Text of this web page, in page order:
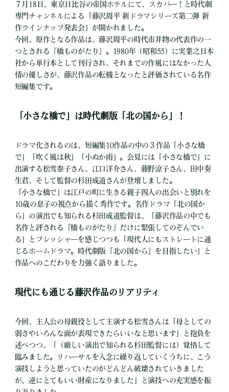
７月18日、東京日比谷の帝国ホテルにて、スカパー！と時代劇
専門チャンネルによる「藤沢周平 新ドラマシリーズ第二弾 新
作ラインナップ発表会」が開かれました。
今回、原作となる作品は、藤沢周平の時代市井物の代表作の一
つとされる『橋ものがたり』。1980年（昭和55）に実業之日本
社から単行本として刊行され、それまでの作風にはなかった人
情の優しさが、藤沢作品の転機となったと評価されている名作
短編集です。
「小さな橋で」は時代劇版「北の国から」！
ドラマ化されるのは、短編集10作品の中の３作品「小さな橋
で」「吹く風は秋」「小ぬか雨」。会見には「小さな橋で」に
出演する松雪泰子さん、江口洋介さん、藤野涼子さん、田中奏
生君、そして監督の杉田成道さんが登壇しました。
「小さな橋で」は江戸の町に生きる親子四人の出会いと別れを
10歳の息子の視点から描く秀作です。名作ドラマ「北の国か
ら」の演出でも知られる杉田成道監督は、「藤沢作品の中でも
名作と評される『橋ものがたり』だけに緊張してのぞんでい
る」とプレッシャーを感じつつも「現代人にもストレートに通
じるホームドラマ。時代劇版『北の国から』を目指したい」と
作品へのこだわりを力強く語りました。
現代にも通じる藤沢作品のリアリティ
今回、主人公の母親役として主演する松雪さんは「母としての
弱さやいろんな面が表現できたらいいなと思います」と抱負を
述べつつ、「（厳しい演出で知られる杉田監督には）覚悟して
臨みました。リハーサルを入念に繰り返していくうちに、こう
演技しようと思っていたのがどんどん破壊されていきました
が、逆にとてもいい財産になりました」と演技への充実感を振